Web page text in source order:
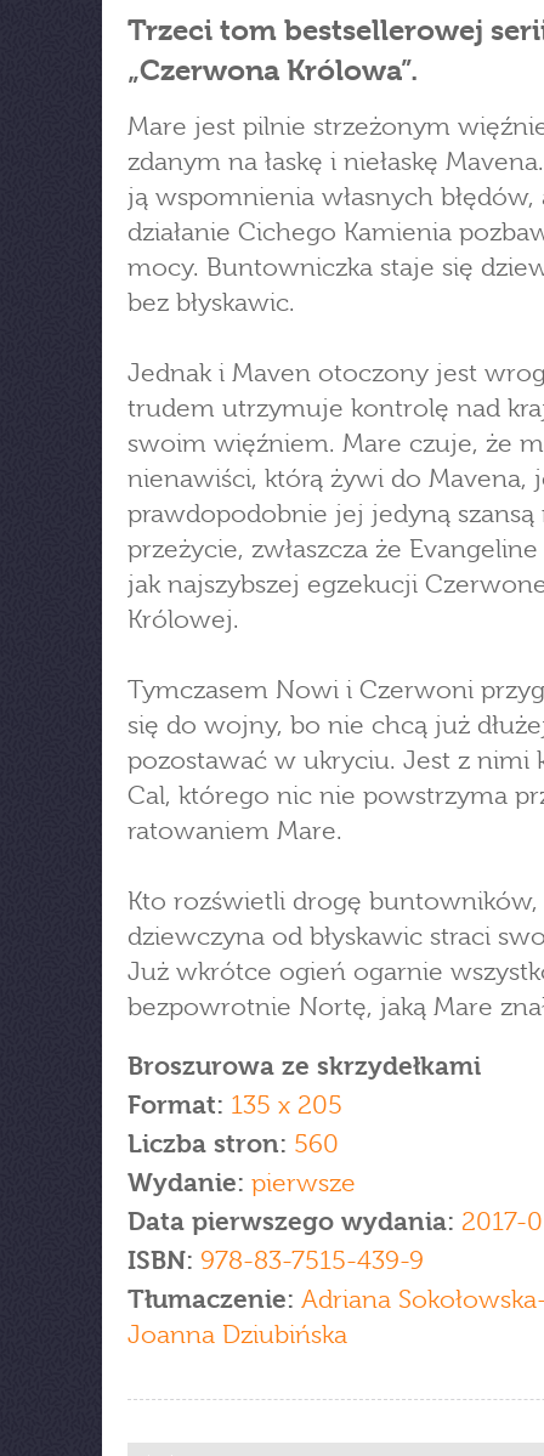
Trzeci tom bestsellerowej
„Czerwona Królowa”.
Mare jest pilnie strzeżonym
zdanym na łaskę i niełaskę
ją wspomnienia własnych błędów,
działanie Cichego Kamienia
mocy. Buntowniczka staje się
bez błyskawic.
Jednak i Maven otoczony jest
trudem utrzymuje kontrolę nad
swoim więźniem. Mare czuje, że
nienawiści, którą żywi do Mavena,
prawdopodobnie jej jedyną szansą
przeżycie, zwłaszcza że
jak najszybszej egzekucji
Królowej.
Tymczasem Nowi i Czerwoni
się do wojny, bo nie chcą już
pozostawać w ukryciu. Jest z nimi
Cal, którego nic nie powstrzyma
ratowaniem Mare.
Kto rozświetli drogę buntowników,
dziewczyna od błyskawic straci
Już wkrótce ogień ogarnie
bezpowrotnie Nortę, jaką Mare
Broszurowa ze skrzydełkami
Format: 135 x 205
Liczba stron: 560
Wydanie: pierwsze
Data pierwszego wydania: 2017-
ISBN: 978-83-7515-439-9
Tłumaczenie: Adriana
Joanna Dziubińska